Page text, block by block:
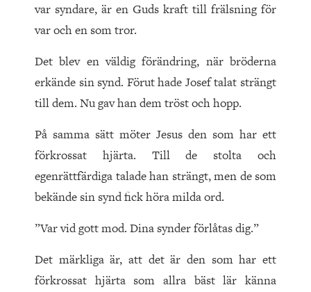
var syndare, är en Guds kraft till frälsning för
var och en som tror.
Det blev en väldig förändring, när bröderna
erkände sin synd. Förut hade Josef talat strängt
till dem. Nu gav han dem tröst och hopp.
På samma sätt möter Jesus den som har ett
förkrossat hjärta. Till de stolta och
egenrättfärdiga talade han strängt, men de som
bekände sin synd fick höra milda ord.
”Var vid gott mod. Dina synder förlåtas dig.”
Det märkliga är, att det är den som har ett
förkrossat hjärta som allra bäst lär känna